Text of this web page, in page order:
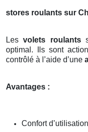
stores roulants sur
Lesvolets roulants
optimal. Ils sont
contrôlé à l’aide d’une
Avantages :
Confort